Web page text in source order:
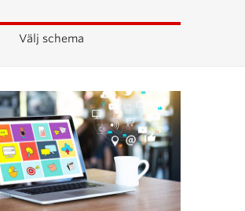
Välj schema